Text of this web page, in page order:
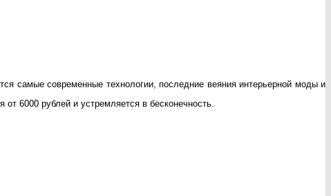
самые современные технологии, последние веяния интерьерной моды и
6000 рублей и устремляется в бесконечность.